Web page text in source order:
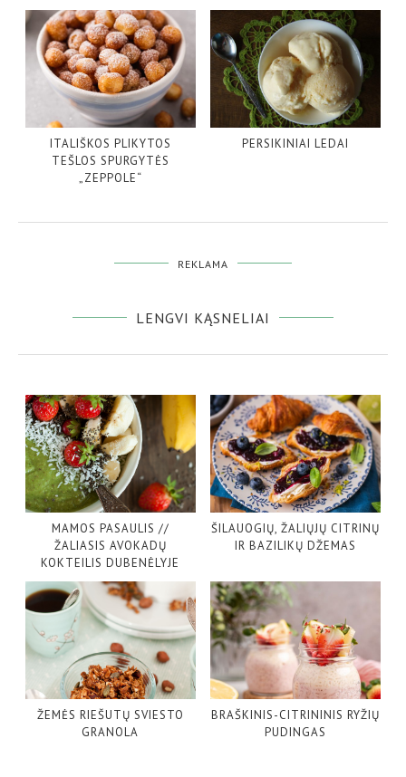
ITALIŠKOS PLIKYTOS
TEŠLOS SPURGYTĖS
„ZEPPOLE“
PERSIKINIAI LEDAI
REKLAMA
LENGVI KĄSNELIAI
MAMOS PASAULIS //
ŽALIASIS AVOKADŲ
KOKTEILIS DUBENĖLYJE
ŠILAUOGIŲ, ŽALIŲJŲ CITRINŲ
IR BAZILIKŲ DŽEMAS
ŽEMĖS RIEŠUTŲ SVIESTO
GRANOLA
BRAŠKINIS-CITRININIS RYŽIŲ
PUDINGAS